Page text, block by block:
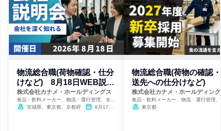
物流総合職(荷物確認・仕分
けなど) 8月18日WEB説明
会
株式会社カナメ・ホールディングス
食品・飲料メーカー、物流・運行管理、水産
業
宮城県、東京都、京都府
8月17日
物流総合職(荷物の確認
送先への仕分けなど)
株式会社カナメ・ホールディン
食品・飲料メーカー、物流・運行管理
業
東京都